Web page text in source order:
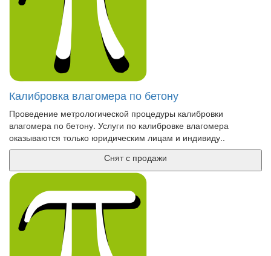
Калибровка влагомера по бетону
Проведение метрологической процедуры калибровки
влагомера по бетону. Услуги по калибровке влагомера
оказываются только юридическим лицам и индивиду..
Снят с продажи